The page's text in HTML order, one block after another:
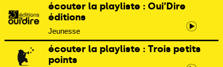
écouter la playliste : Oui’Dire
éditions
Jeunesse
écouter la playliste : Trois petits
points